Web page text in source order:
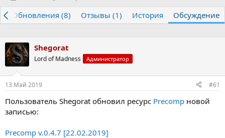
т
о
т
е
м
ы
т
а
ч
а
а
Обновления (8) Отзывы (1) История Обсуждение
Shegorat
Lord of Madness Администратор
13 Май 2019 #61
Пользователь Shegorat обновил ресурс Precomp новой
записью:
Precomp v.0.4.7 [22.02.2019]